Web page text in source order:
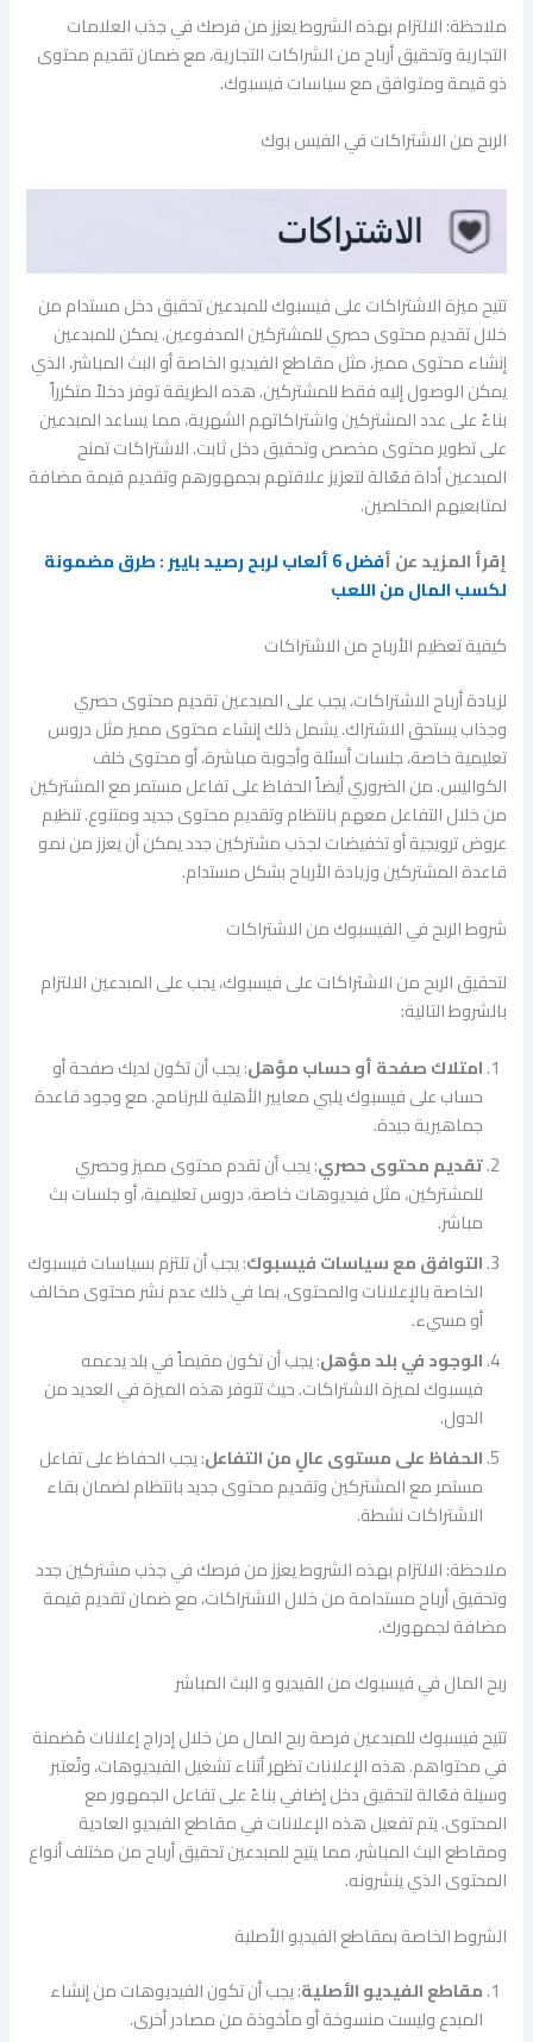
ملاحظة: الالتزام بهذه الشروط يعزز من فرصك في جذب العلامات
التجارية وتحقيق أرباح من الشراكات التجارية، مع ضمان تقديم محتوى
ذو قيمة ومتوافق مع سياسات فيسبوك.
الربح من الاشتراكات في الفيس بوك
تتيح ميزة الاشتراكات على فيسبوك للمبدعين تحقيق دخل مستدام من
خلال تقديم محتوى حصري للمشتركين المدفوعين. يمكن للمبدعين
إنشاء محتوى مميز، مثل مقاطع الفيديو الخاصة أو البث المباشر، الذي
يمكن الوصول إليه فقط للمشتركين. هذه الطريقة توفر دخلاً متكرراً
بناءً على عدد المشتركين واشتراكاتهم الشهرية، مما يساعد المبدعين
على تطوير محتوى مخصص وتحقيق دخل ثابت. الاشتراكات تمنح
المبدعين أداة فعّالة لتعزيز علاقتهم بجمهورهم وتقديم قيمة مضافة
لمتابعيهم المخلصين.
إقرأ المزيد عن أ
فضل 6 ألعاب لربح رصيد بايير : طرق مضمونة
لكسب المال من اللعب
كيفية تعظيم الأرباح من الاشتراكات
لزيادة أرباح الاشتراكات، يجب على المبدعين تقديم محتوى حصري
وجذاب يستحق الاشتراك. يشمل ذلك إنشاء محتوى مميز مثل دروس
تعليمية خاصة، جلسات أسئلة وأجوبة مباشرة، أو محتوى خلف
الكواليس. من الضروري أيضاً الحفاظ على تفاعل مستمر مع المشتركين
من خلال التفاعل معهم بانتظام وتقديم محتوى جديد ومتنوع. تنظيم
عروض ترويجية أو تخفيضات لجذب مشتركين جدد يمكن أن يعزز من نمو
قاعدة المشتركين وزيادة الأرباح بشكل مستدام.
شروط الربح في الفيسبوك من الاشتراكات
لتحقيق الربح من الاشتراكات على فيسبوك، يجب على المبدعين الالتزام
بالشروط التالية:
امتلاك صفحة أو حساب مؤهل: يجب أن تكون لديك صفحة أو
حساب على فيسبوك يلبي معايير الأهلية للبرنامج. مع وجود قاعدة
جماهيرية جيدة.
تقديم محتوى حصري: يجب أن تقدم محتوى مميز وحصري
للمشتركين، مثل فيديوهات خاصة، دروس تعليمية، أو جلسات بث
مباشر.
التوافق مع سياسات فيسبوك: يجب أن تلتزم بسياسات فيسبوك
الخاصة بالإعلانات والمحتوى، بما في ذلك عدم نشر محتوى مخالف
أو مسيء.
الوجود في بلد مؤهل: يجب أن تكون مقيماً في بلد يدعمه
فيسبوك لميزة الاشتراكات. حيث تتوفر هذه الميزة في العديد من
الدول.
الحفاظ على مستوى عالٍ من التفاعل: يجب الحفاظ على تفاعل
مستمر مع المشتركين وتقديم محتوى جديد بانتظام لضمان بقاء
الاشتراكات نشطة.
ملاحظة: الالتزام بهذه الشروط يعزز من فرصك في جذب مشتركين جدد
وتحقيق أرباح مستدامة من خلال الاشتراكات، مع ضمان تقديم قيمة
مضافة لجمهورك.
ربح المال في فيسبوك من الفيديو و البث المباشر
تتيح فيسبوك للمبدعين فرصة ربح المال من خلال إدراج إعلانات مُضمنة
في محتواهم. هذه الإعلانات تظهر أثناء تشغيل الفيديوهات، وتُعتبر
وسيلة فعّالة لتحقيق دخل إضافي بناءً على تفاعل الجمهور مع
المحتوى. يتم تفعيل هذه الإعلانات في مقاطع الفيديو العادية
ومقاطع البث المباشر، مما يتيح للمبدعين تحقيق أرباح من مختلف أنواع
المحتوى الذي ينشرونه.
الشروط الخاصة بمقاطع الفيديو الأصلية
مقاطع الفيديو الأصلية: يجب أن تكون الفيديوهات من إنشاء
المبدع وليست منسوخة أو مأخوذة من مصادر أخرى.